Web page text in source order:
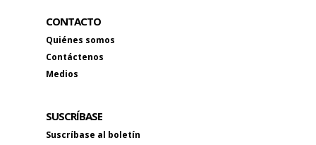
CONTACTO
Quiénes somos
Contáctenos
Medios
SUSCRÍBASE
Suscríbase al boletín